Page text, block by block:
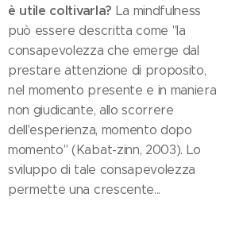
è utile coltivarla? La mindfulness
può essere descritta come "la
consapevolezza che emerge dal
prestare attenzione di proposito,
nel momento presente e in maniera
non giudicante, allo scorrere
dell'esperienza, momento dopo
momento" (Kabat-zinn, 2003). Lo
sviluppo di tale consapevolezza
permette una crescente...